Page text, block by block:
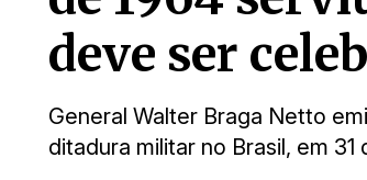
deve ser
General Walter Braga Netto
ditadura militar no Brasil, em 31